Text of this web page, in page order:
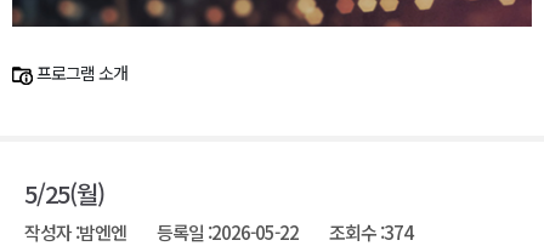
프로그램 소개
5/25(월)
작성자 :밤엔엔 등록일 :2026-05-22 조회수 :374